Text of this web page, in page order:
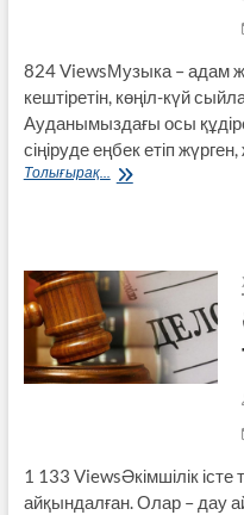
824 ViewsМузыка – адам
кештіретін, көңіл-күй
Ауданымыздағы осы
сіңіруде еңбек етіп
Толығырақ...
Музыканың
1 133 ViewsӘкімшілік істе
айқындалған. Олар – дау